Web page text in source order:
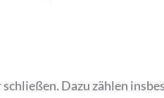
Dazu zählen